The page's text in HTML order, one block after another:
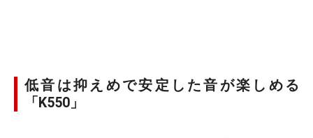
低音は抑えめで安定した音が楽しめる
「K550」